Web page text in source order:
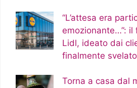
“L’attesa era
emozionante…”:
Lidl, ideato dai
finalmente svelato
Torna a casa dal